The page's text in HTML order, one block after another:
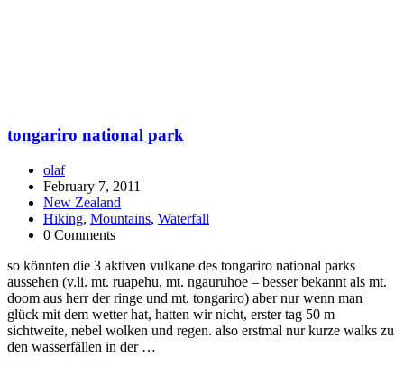
tongariro national park
olaf
February 7, 2011
New Zealand
Hiking, Mountains, Waterfall
0 Comments
so könnten die 3 aktiven vulkane des tongariro national parks
aussehen (v.li. mt. ruapehu, mt. ngauruhoe – besser bekannt als mt.
doom aus herr der ringe und mt. tongariro) aber nur wenn man
glück mit dem wetter hat, hatten wir nicht, erster tag 50 m
sichtweite, nebel wolken und regen. also erstmal nur kurze walks zu
den wasserfällen in der …